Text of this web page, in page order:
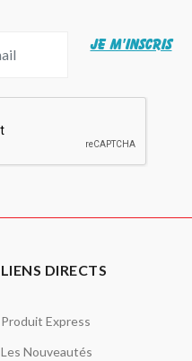
JE M'INSCRIS
LIENS DIRECTS
Produit Express
Les Nouveautés